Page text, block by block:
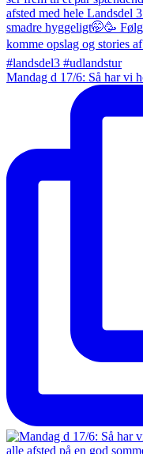
Mandag d 17/6: Så har vi